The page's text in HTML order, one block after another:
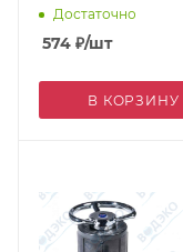
Достаточно
574 ₽/шт
В КОРЗИНУ